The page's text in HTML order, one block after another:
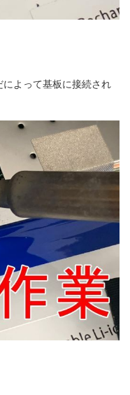
よって基板に接続され